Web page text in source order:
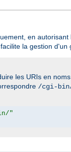
en
la gestion
les URIs en
/cgi-
"